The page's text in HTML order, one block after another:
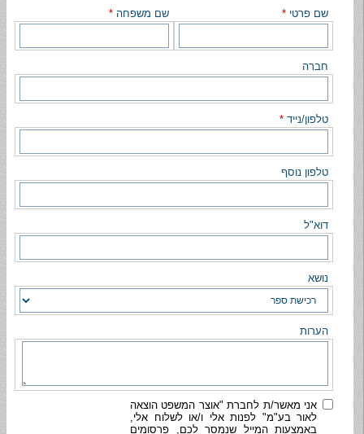
שם פרטי * שם משפחה *
חברה
טלפון/נייד *
טלפון נוסף
דוא"ל
נושא
הערות
אני מאשר/ת לחברת "אוצר המשפט הוצאה
לאור בע"מ" לפנות אלי ו/או לשלוח אלי,
באמצעות המייל שנמסר לכם, פרסומים